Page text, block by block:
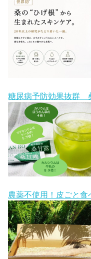
糖尿病予防効果抜群
農薬不使用！皮ごと